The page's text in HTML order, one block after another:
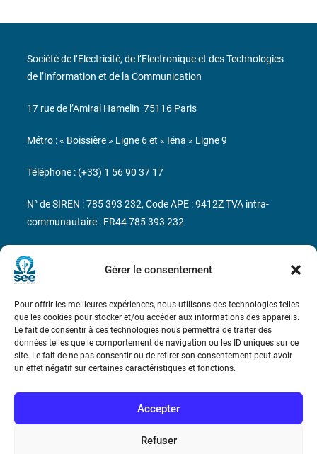
Gérer le consentement
Pour offrir les meilleures expériences, nous utilisons des technologies telles
que les cookies pour stocker et/ou accéder aux informations des appareils.
Le fait de consentir à ces technologies nous permettra de traiter des
données telles que le comportement de navigation ou les ID uniques sur ce
site. Le fait de ne pas consentir ou de retirer son consentement peut avoir
un effet négatif sur certaines caractéristiques et fonctions.
Accepter
Refuser
Bicentenaire des découvertes d’André-
Marie Ampère
Conditions Générales de Vente
Mentions légales
Contact
Société de l’Electricité, de l’Electronique et des Technologies
de l’Information et de la Communication
17 rue de l’Amiral Hamelin 75116 Paris
Métro : « Boissière » Ligne 6 et « Iéna » Ligne 9
Téléphone : (+33) 1 56 90 37 17
N° de SIREN : 785 393 232, Code APE : 9412Z TVA intra-
communautaire : FR44 785 393 232